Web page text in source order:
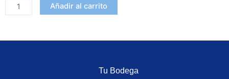
cantidad
Añadir al carrito
Tu Bodega